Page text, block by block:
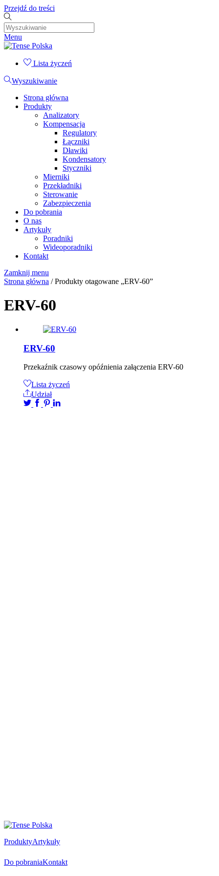
Przejdź do treści
Menu
Lista życzeń
Wyszukiwanie
Strona główna
Produkty
Analizatory
Kompensacja
Regulatory
Łączniki
Dławiki
Kondensatory
Styczniki
Mierniki
Przekładniki
Sterowanie
Zabezpieczenia
Do pobrania
O nas
Artykuły
Poradniki
Wideoporadniki
Kontakt
Zamknij menu
Strona główna / Produkty otagowane „ERV-60”
ERV-60
ERV-60
Przekaźnik czasowy opóźnienia załączenia ERV-60
Lista życzeń
Udział
ProduktyArtykuły
Do pobraniaKontakt